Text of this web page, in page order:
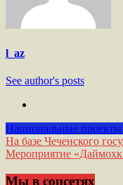
l_az
See author's posts
Национальные проекты
Навигация
по
записям
На базе Чеченского
Мероприятие «Даймохк
Мы в соцсетях